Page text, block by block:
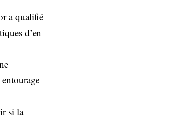
a qualifié
d’en
si la